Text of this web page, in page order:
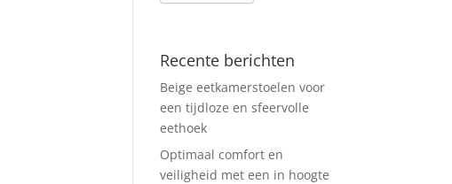
Recente berichten
Beige eetkamerstoelen voor
een tijdloze en sfeervolle
eethoek
Optimaal comfort en
veiligheid met een in hoogte